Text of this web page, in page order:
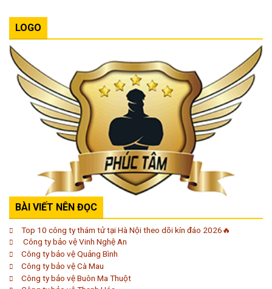
LOGO
BÀI VIẾT NÊN ĐỌC
Top 10 công ty thám tử tại Hà Nội theo dõi kín đáo 2026🔥
Công ty bảo vệ Vinh Nghệ An
Công ty bảo vệ Quảng Bình
Công ty bảo vệ Cà Mau
Công ty bảo vệ Buôn Ma Thuột